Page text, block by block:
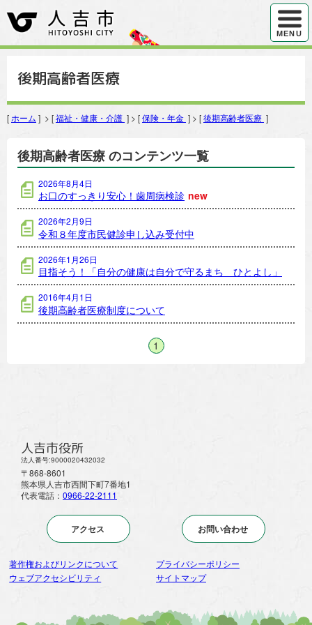
ハンバ
MENU
後期高齢者医療
[ ホーム ] > [福祉・健康・介護 ] > [保険・年金 ] > [後期高齢者医療 ]
後期高齢者医療 のコンテンツ一覧
2026年8月4日
お口のすっきり安心！歯周病検診 new
2026年2月9日
令和８年度市民健診申し込み受付中
2026年1月26日
目指そう！「自分の健康は自分で守るまち ひとよし」
2016年4月1日
後期高齢者医療制度について
1
人吉市役所
法人番号:9000020432032
〒868-8601
熊本県人吉市西間下町7番地1
代表電話： 0966-22-2111
アクセス お問い合わせ
著作権およびリンクについて
プライバシーポリシー
ウェブアクセシビリティ
サイトマップ